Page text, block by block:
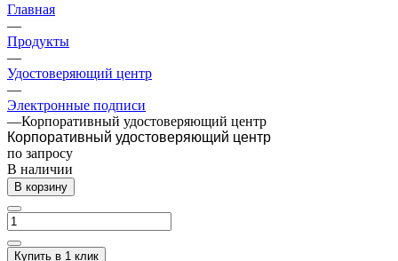
Главная
—
Продукты
—
Удостоверяющий центр
—
Электронные подписи
—Корпоративный удостоверяющий центр
Корпоративный удостоверяющий центр
по запросу
В наличии
В корзину
Купить в 1 клик